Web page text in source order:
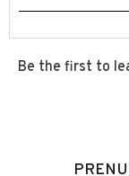
Be the first to